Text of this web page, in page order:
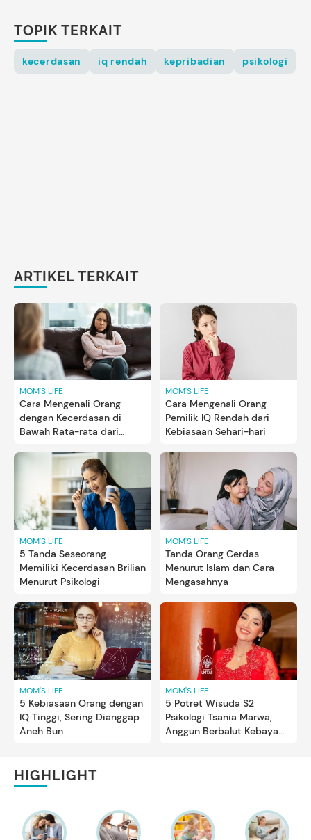
TOPIK TERKAIT
kecerdasan iq rendah kepribadian psikologi
ARTIKEL TERKAIT
MOM'S LIFE
Cara Mengenali Orang
dengan Kecerdasan di
Bawah Rata-rata dari
MOM'S LIFE
Cara Mengenali Orang
Pemilik IQ Rendah dari
Kebiasaan Sehari-hari
MOM'S LIFE
5 Tanda Seseorang
Memiliki Kecerdasan Brilian
Menurut Psikologi
MOM'S LIFE
Tanda Orang Cerdas
Menurut Islam dan Cara
Mengasahnya
MOM'S LIFE
5 Kebiasaan Orang dengan
IQ Tinggi, Sering Dianggap
Aneh Bun
MOM'S LIFE
5 Potret Wisuda S2
Psikologi Tsania Marwa,
Anggun Berbalut Kebaya
HIGHLIGHT